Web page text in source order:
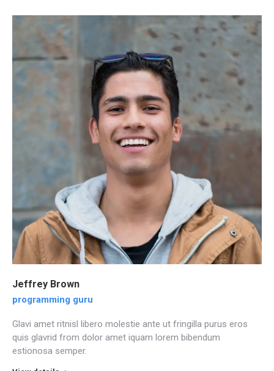
Jeffrey Brown
programming guru
Glavi amet ritnisl libero molestie ante ut fringilla purus eros
quis glavrid from dolor amet iquam lorem bibendum
estionosa semper.